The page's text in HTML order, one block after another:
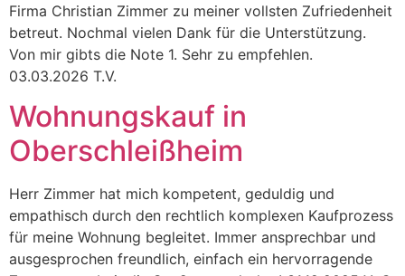
Firma Christian Zimmer zu meiner vollsten Zufriedenheit
betreut. Nochmal vielen Dank für die Unterstützung.
Von mir gibts die Note 1. Sehr zu empfehlen.
03.03.2026 T.V.
Wohnungskauf in
Oberschleißheim
Herr Zimmer hat mich kompetent, geduldig und
empathisch durch den rechtlich komplexen Kaufprozess
für meine Wohnung begleitet. Immer ansprechbar und
ausgesprochen freundlich, einfach ein hervorragende